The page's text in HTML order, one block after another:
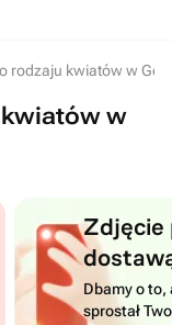
rodzaju kwiatów w
kwiatów w
Dbamy o to,
sprostał